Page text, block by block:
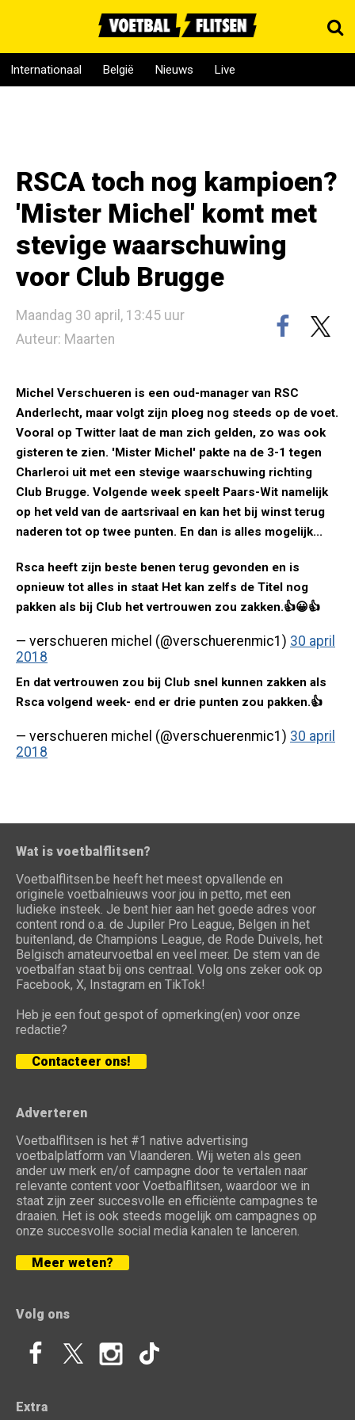
Internationaal België Nieuws Live
RSCA toch nog kampioen?
'Mister Michel' komt met
stevige waarschuwing
voor Club Brugge
Maandag 30 april, 13:45 uur
Auteur: Maarten
Michel Verschueren is een oud-manager van RSC
Anderlecht, maar volgt zijn ploeg nog steeds op de voet.
Vooral op Twitter laat de man zich gelden, zo was ook
gisteren te zien. 'Mister Michel' pakte na de 3-1 tegen
Charleroi uit met een stevige waarschuwing richting
Club Brugge. Volgende week speelt Paars-Wit namelijk
op het veld van de aartsrivaal en kan het bij winst terug
naderen tot op twee punten. En dan is alles mogelijk...
Rsca heeft zijn beste benen terug gevonden en is
opnieuw tot alles in staat Het kan zelfs de Titel nog
pakken als bij Club het vertrouwen zou zakken.👍😀👍
— verschueren michel (@verschuerenmic1) 30 april
2018
En dat vertrouwen zou bij Club snel kunnen zakken als
Rsca volgend week- end er drie punten zou pakken.👍
— verschueren michel (@verschuerenmic1) 30 april
2018
Wat is voetbalflitsen?
Voetbalflitsen.be heeft het meest opvallende en
originele voetbalnieuws voor jou in petto, met een
ludieke insteek. Je bent hier aan het goede adres voor
content rond o.a. de Jupiler Pro League, Belgen in het
buitenland, de Champions League, de Rode Duivels, het
Belgisch amateurvoetbal en veel meer. De stem van de
voetbalfan staat bij ons centraal. Volg ons zeker ook op
Facebook, X, Instagram en TikTok!
Heb je een fout gespot of opmerking(en) voor onze
redactie?
Contacteer ons!
Adverteren
Voetbalflitsen is het #1 native advertising
voetbalplatform van Vlaanderen. Wij weten als geen
ander uw merk en/of campagne door te vertalen naar
relevante content voor Voetbalflitsen, waardoor we in
staat zijn zeer succesvolle en efficiënte campagnes te
draaien. Het is ook steeds mogelijk om campagnes op
onze succesvolle social media kanalen te lanceren.
Meer weten?
Volg ons
Extra